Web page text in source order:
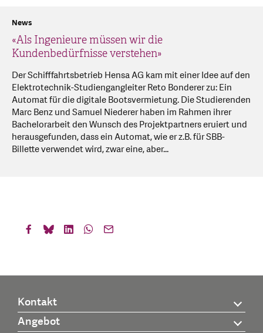
«Als Ingenieure müssen wir die
Kundenbedürfnisse verstehen»
News
Der Schifffahrtsbetrieb Hensa AG kam mit einer Idee auf den
Elektrotechnik-Studiengangleiter Reto Bonderer zu: Ein
Automat für die digitale Bootsvermietung. Die Studierenden
Marc Benz und Samuel Niederer haben im Rahmen ihrer
Bachelorarbeit den Wunsch des Projektpartners eruiert und
herausgefunden, dass ein Automat, wie er z.B. für SBB-
Billette verwendet wird, zwar eine, aber...
Kontakt
Angebot